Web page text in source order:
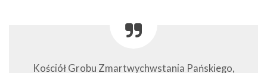
Kościół Grobu Zmartwychwstania Pańskiego,